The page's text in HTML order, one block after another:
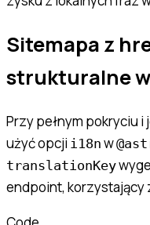
Sitemapa z
strukturalne
Przy pełnym pokryciu
użyć opcji i18n w
translationKey
endpoint, korzystający